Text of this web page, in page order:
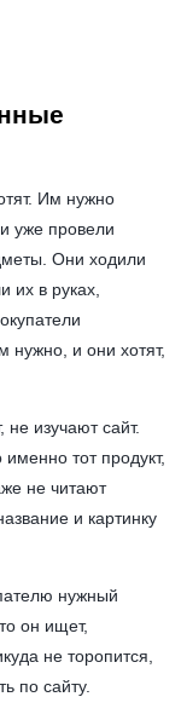
Им нужно
уже провели
Они ходили
их в руках,
нужно, и они хотят,
изучают сайт.
тот продукт,
не читают
и картинку
нужный
он ищет,
не торопится,
по сайту.